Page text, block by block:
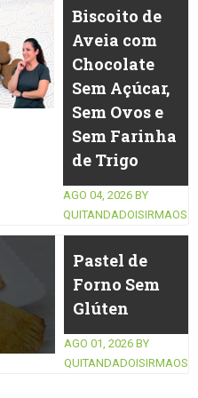
Biscoito de
Aveia com
Chocolate
Sem Açúcar,
Sem Ovos e
Sem Farinha
de Trigo
AGO 04, 2026 BY
QUITANDADOISIRMAOS
Pastel de
Forno Sem
Glúten
AGO 01, 2026 BY
QUITANDADOISIRMAOS